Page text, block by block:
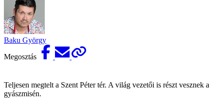
Baku György
Megosztás
Teljesen megtelt a Szent Péter tér. A világ vezetői is részt vesznek a
gyászmisén.